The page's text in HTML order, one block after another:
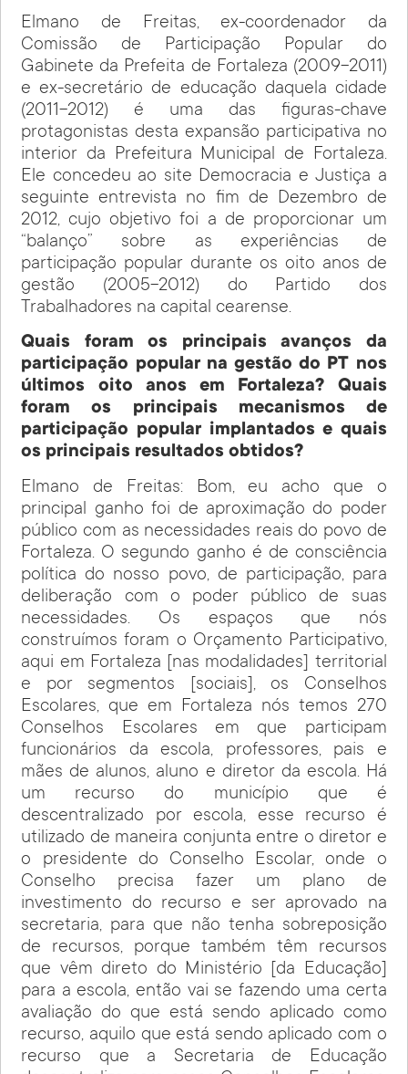
Elmano de Freitas, ex-coordenador da
Comissão de Participação Popular do
Gabinete da Prefeita de Fortaleza (2009-2011)
e ex-secretário de educação daquela cidade
(2011-2012) é uma das figuras-chave
protagonistas desta expansão participativa no
interior da Prefeitura Municipal de Fortaleza.
Ele concedeu ao site Democracia e Justiça a
seguinte entrevista no fim de Dezembro de
2012, cujo objetivo foi a de proporcionar um
“balanço” sobre as experiências de
participação popular durante os oito anos de
gestão (2005-2012) do Partido dos
Trabalhadores na capital cearense.
Quais foram os principais avanços da
participação popular na gestão do PT nos
últimos oito anos em Fortaleza? Quais
foram os principais mecanismos de
participação popular implantados e quais
os principais resultados obtidos?
Elmano de Freitas: Bom, eu acho que o
principal ganho foi de aproximação do poder
público com as necessidades reais do povo de
Fortaleza. O segundo ganho é de consciência
política do nosso povo, de participação, para
deliberação com o poder público de suas
necessidades. Os espaços que nós
construímos foram o Orçamento Participativo,
aqui em Fortaleza [nas modalidades] territorial
e por segmentos [sociais], os Conselhos
Escolares, que em Fortaleza nós temos 270
Conselhos Escolares em que participam
funcionários da escola, professores, pais e
mães de alunos, aluno e diretor da escola. Há
um recurso do município que é
descentralizado por escola, esse recurso é
utilizado de maneira conjunta entre o diretor e
o presidente do Conselho Escolar, onde o
Conselho precisa fazer um plano de
investimento do recurso e ser aprovado na
secretaria, para que não tenha sobreposição
de recursos, porque também têm recursos
que vêm direto do Ministério [da Educação]
para a escola, então vai se fazendo uma certa
avaliação do que está sendo aplicado como
recurso, aquilo que está sendo aplicado com o
recurso que a Secretaria de Educação